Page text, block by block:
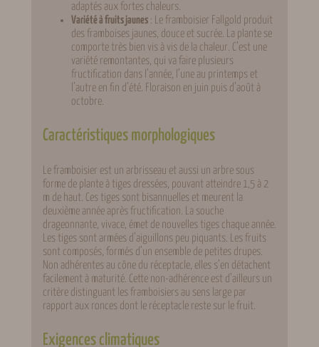
adaptés aux fortes chaleurs.
Variété à fruits jaunes: Le framboisier Fallgold produit
des framboises jaunes, douce et sucrée. La plante se
comporte très bien vis à vis de la chaleur. C’est une
variété remontantes, qui va faire plusieurs
fructification dans l’année, l’une au printemps et
l’autre en fin d’été. Floraison en juin puis d’août à
octobre.
Caractéristiques morphologiques
Le framboisier est un arbrisseau et aussi un arbre sous
forme de plante à tiges dressées, pouvant atteindre 1,5 à 2
m de haut. Ces tiges sont bisannuelles et meurent la
deuxième année après fructification. La souche
drageonnante, vivace, émet de nouvelles tiges chaque année.
Les tiges sont armées d’aiguillons peu piquants. Les fruits
sont composés, formés d’un ensemble de petites drupes.
Non adhérentes au cône du réceptacle, elles s’en détachent
facilement à maturité. Cette non-adhérence est d’ailleurs un
critère distinguant les framboisiers au sens large par
rapport aux ronces dont le réceptacle reste sur le fruit.
Exigences climatiques